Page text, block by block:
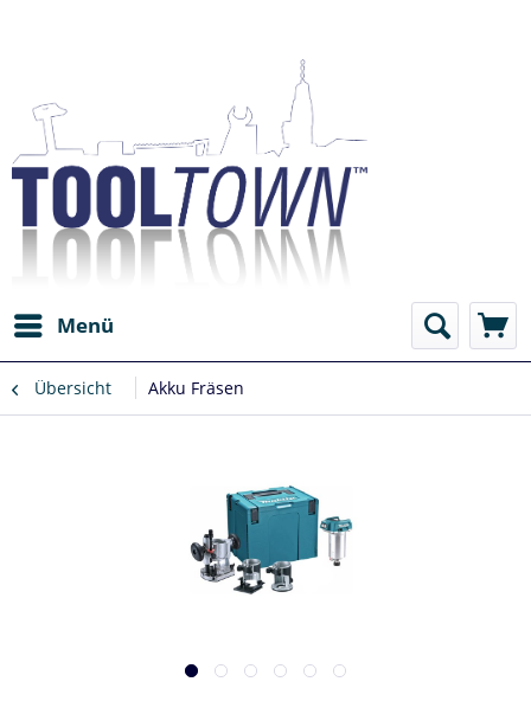
Menü
Übersicht Akku Fräsen